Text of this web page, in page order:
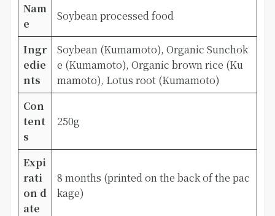
Nam
e
Soybean processed food
Ingr
edie
nts
Soybean (Kumamoto), Organic Sunchok
e (Kumamoto), Organic brown rice (Ku
mamoto), Lotus root (Kumamoto)
Con
tent
s
250g
Expi
rati
on d
ate
8 months (printed on the back of the pac
kage)